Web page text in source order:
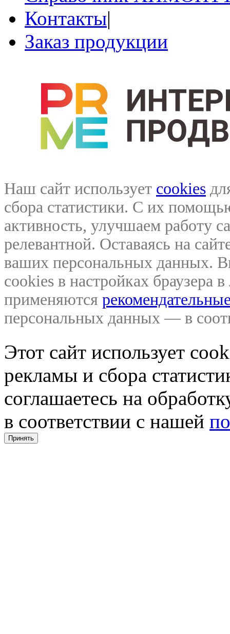
Контакты|
Заказ продукции
Наш сайт использует cookies
сбора статистики. С их
активность, улучшаем работу
релевантной. Оставаясь на
ваших персональных данных.
cookies в настройках браузера
применяются
персональных данных — в
Этот сайт использует
рекламы и сбора
соглашаетесь на
в соответствии с нашей
Принять